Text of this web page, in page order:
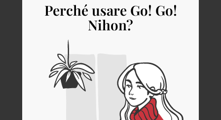
Perché usare Go! Go!
Nihon?